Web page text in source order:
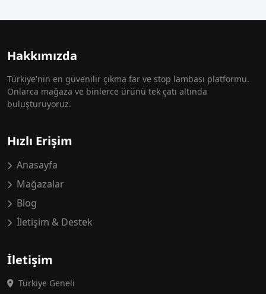
Hakkımızda
Türkiye'nin en güvenilir çıkma far ve stop lambası platformu.
Onlarca mağaza ve binlerce ürünü tek çatı altında
buluşturuyoruz.
Hızlı Erişim
Anasayfa
Mağazalar
Blog
İletişim & Destek
İletişim
Türkiye Geneli